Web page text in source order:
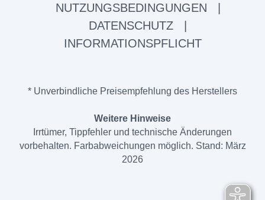
NUTZUNGSBEDINGUNGEN
DATENSCHUTZ
INFORMATIONSPFLICHT
* Unverbindliche Preisempfehlung des Herstellers
Weitere Hinweise
Irrtümer, Tippfehler und technische Änderungen
vorbehalten. Farbabweichungen möglich. Stand: März
2026